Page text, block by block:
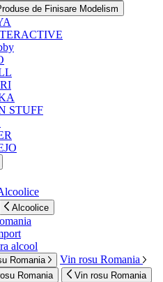
de Finisare Modelism
STUFF
Alcoolice
alcool
Romania Vin rosu Romania
Romania Vin rosu Romania